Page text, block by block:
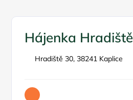
Hájenka Hradiště
Hradiště 30, 38241 Kaplice